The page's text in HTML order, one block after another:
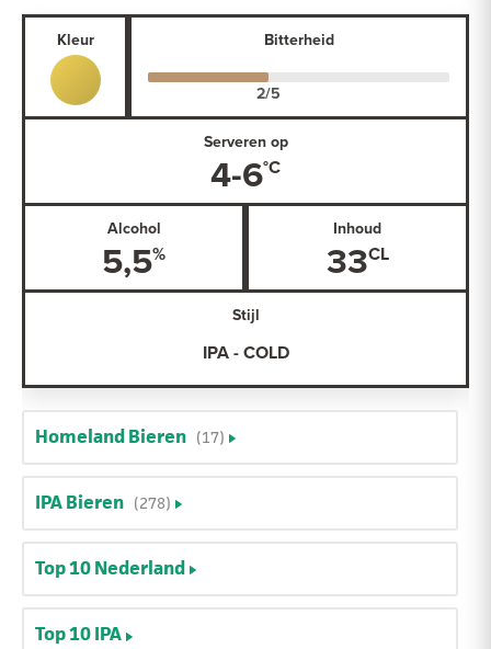
Kleur Bitterheid
Serveren op
4-6
Alcohol
5,5
Inhoud
33
Stijl
IPA - COLD
Homeland Bieren (17)
IPA Bieren (278)
Top 10 Nederland
Top 10 IPA